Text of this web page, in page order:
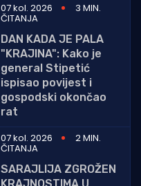
07 kol. 2026
3 MIN.
ČITANJA
DAN KADA JE PALA
"KRAJINA": Kako je
general Stipetić
ispisao povijest i
gospodski okončao
rat
07 kol. 2026
2 MIN.
ČITANJA
SARAJLIJA ZGROŽEN
KRAJNOSTIMA U